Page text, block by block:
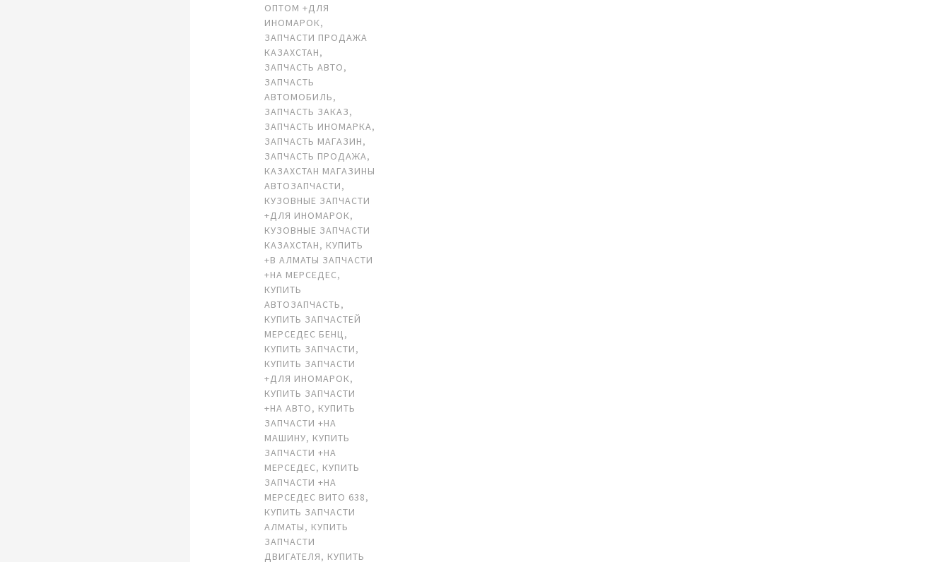
ОПТОМ +ДЛЯ
ИНОМАРОК,
ЗАПЧАСТИ ПРОДАЖА
КАЗАХСТАН,
ЗАПЧАСТЬ АВТО,
ЗАПЧАСТЬ
АВТОМОБИЛЬ,
ЗАПЧАСТЬ ЗАКАЗ,
ЗАПЧАСТЬ ИНОМАРКА,
ЗАПЧАСТЬ МАГАЗИН,
ЗАПЧАСТЬ ПРОДАЖА,
КАЗАХСТАН МАГАЗИНЫ
АВТОЗАПЧАСТИ,
КУЗОВНЫЕ ЗАПЧАСТИ
+ДЛЯ ИНОМАРОК,
КУЗОВНЫЕ ЗАПЧАСТИ
КАЗАХСТАН, КУПИТЬ
+В АЛМАТЫ ЗАПЧАСТИ
+НА МЕРСЕДЕС,
КУПИТЬ
АВТОЗАПЧАСТЬ,
КУПИТЬ ЗАПЧАСТЕЙ
МЕРСЕДЕС БЕНЦ,
КУПИТЬ ЗАПЧАСТИ,
КУПИТЬ ЗАПЧАСТИ
+ДЛЯ ИНОМАРОК,
КУПИТЬ ЗАПЧАСТИ
+НА АВТО, КУПИТЬ
ЗАПЧАСТИ +НА
МАШИНУ, КУПИТЬ
ЗАПЧАСТИ +НА
МЕРСЕДЕС, КУПИТЬ
ЗАПЧАСТИ +НА
МЕРСЕДЕС ВИТО 638,
КУПИТЬ ЗАПЧАСТИ
АЛМАТЫ, КУПИТЬ
ЗАПЧАСТИ
ДВИГАТЕЛЯ, КУПИТЬ